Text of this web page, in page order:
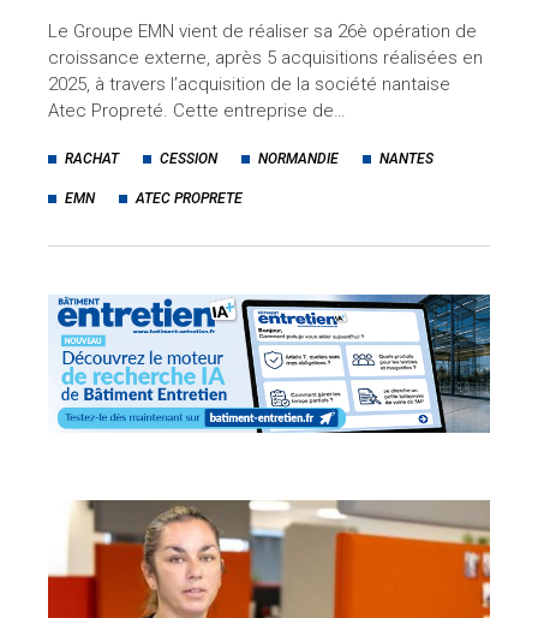
Le Groupe EMN vient de réaliser sa 26è opération de
croissance externe, après 5 acquisitions réalisées en
2025, à travers l’acquisition de la société nantaise
Atec Propreté. Cette entreprise de…
RACHAT CESSION NORMANDIE NANTES
EMN ATEC PROPRETE